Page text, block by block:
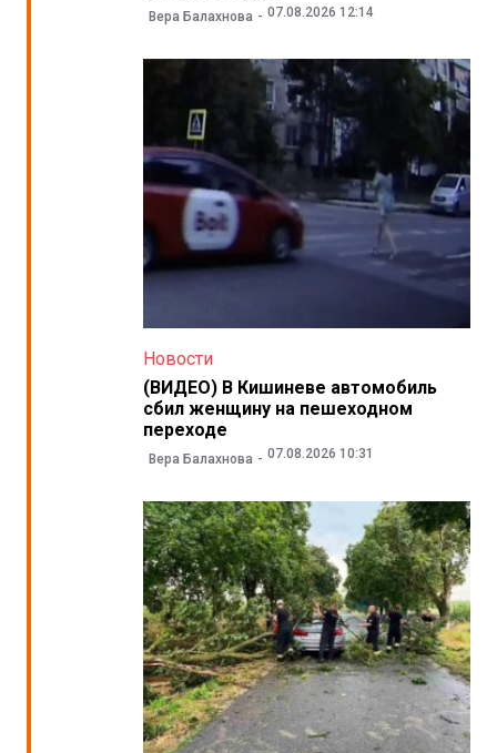
Вера Балахнова 07.08.2026 12:14
Новости
(ВИДЕО) В Кишиневе автомобиль
сбил женщину на пешеходном
переходе
Вера Балахнова 07.08.2026 10:31